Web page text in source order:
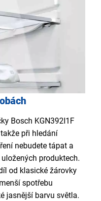
Bosch KGN392I1F
takže při hledání
nebudete tápat a
produktech.
od klasické žárovky
spotřebu
jasnější barvu světla.